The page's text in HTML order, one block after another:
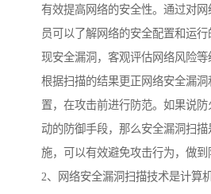
有效提高网络的安全性。通过对
员可以了解网络的安全配置和运
现安全漏洞，客观评估网络风险
根据扫描的结果更正网络安全漏
置，在攻击前进行防范。如果说
动的防御手段，那么安全漏洞扫
施，可以有效避免攻击行为，做到
2、网络安全漏洞扫描技术是计算